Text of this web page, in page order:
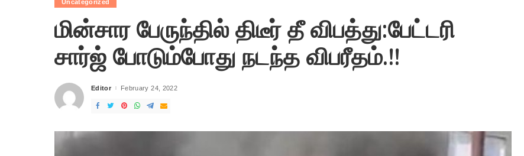
Uncategorized
மின்சார பேருந்தில் திடீர் தீ விபத்து:பேட்டரி
சார்ஜ் போடும்போது நடந்த விபரீதம்.!!
Posted
Editor February 24, 2022